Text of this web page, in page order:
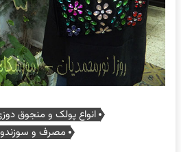
انواع پولک و منجوق
مصرف و